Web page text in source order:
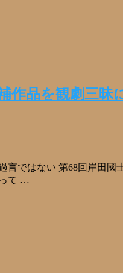
作品を観劇三昧
ではない 第68回岸田國
て …